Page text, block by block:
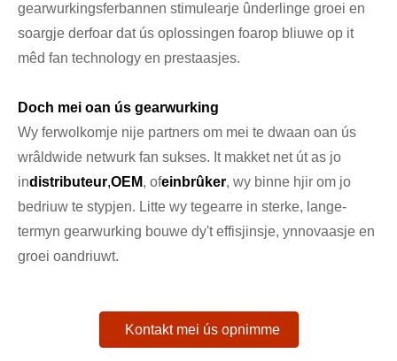
gearwurkingsferbannen stimulearje ûnderlinge groei en
soargje derfoar dat ús oplossingen foarop bliuwe op it
mêd fan technology en prestaasjes.
Doch mei oan ús gearwurking
Wy ferwolkomje nije partners om mei te dwaan oan ús
wrâldwide netwurk fan sukses. It makket net út as jo
indistributeur,OEM, ofeinbrûker, wy binne hjir om jo
bedriuw te stypjen. Litte wy tegearre in sterke, lange-
termyn gearwurking bouwe dy't effisjinsje, ynnovaasje en
groei oandriuwt.
Kontakt mei ús opnimme